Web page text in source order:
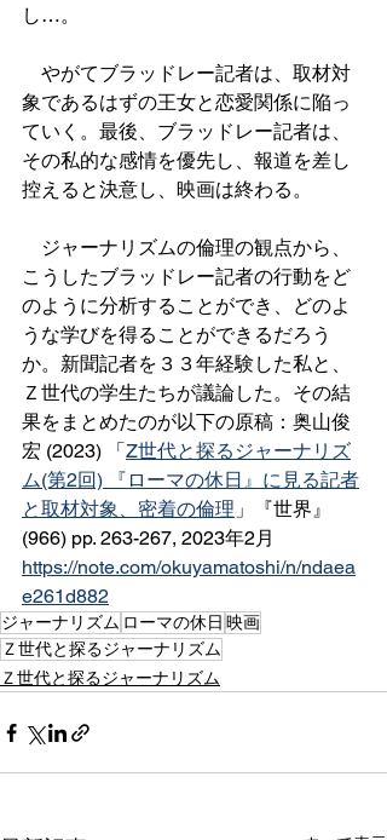
し…。
やがてブラッドレー記者は、取材対
象であるはずの王女と恋愛関係に陥っ
ていく。最後、ブラッドレー記者は、
その私的な感情を優先し、報道を差し
控えると決意し、映画は終わる。
ジャーナリズムの倫理の観点から、
こうしたブラッドレー記者の行動をど
のように分析することができ、どのよ
うな学びを得ることができるだろう
か。新聞記者を３３年経験した私と、
Ｚ世代の学生たちが議論した。その結
果をまとめたのが以下の原稿：奥山俊
宏 (2023) 「 Z世代と探るジャーナリズ
ム(第2回) 『ローマの休日』に見る記者
と取材対象、密着の倫理 」『世界』
(966) pp. 263-267, 2023年2月
https://note.com/okuyamatoshi/n/ndaea
e261d882
ジャーナリズム ローマの休日 映画
Ｚ世代と探るジャーナリズム
Ｚ世代と探るジャーナリズム